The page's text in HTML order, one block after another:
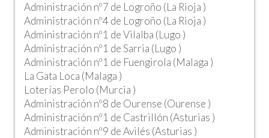
Administración nº7 de Logroño (La Rioja )
Administración nº4 de Logroño (La Rioja )
Administración nº1 de Vilalba (Lugo )
Administración nº1 de Sarria (Lugo )
Administración nº1 de Fuengirola (Malaga )
La Gata Loca (Malaga )
Loterías Perolo (Murcia )
Administración nº8 de Ourense (Ourense )
Administración nº1 de Castrillón (Asturias )
Administración nº9 de Avilés (Asturias )